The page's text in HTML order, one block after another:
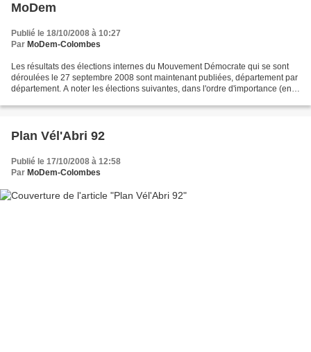
MoDem
Publié le 18/10/2008 à 10:27
Par MoDem-Colombes
Les résultats des élections internes du Mouvement Démocrate qui se sont
déroulées le 27 septembre 2008 sont maintenant publiées, département par
département. A noter les élections suivantes, dans l'ordre d'importance (en
Plan Vél'Abri 92
Publié le 17/10/2008 à 12:58
Par MoDem-Colombes